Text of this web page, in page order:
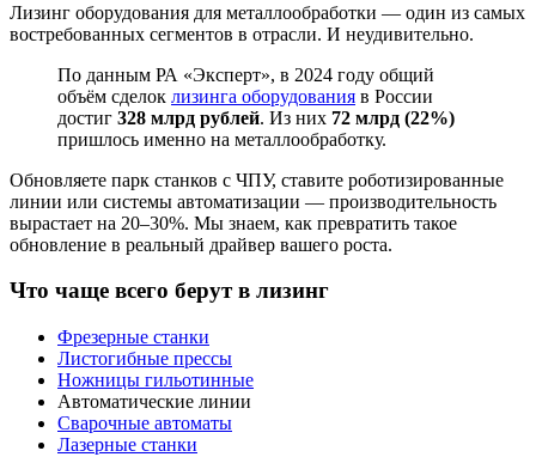
Лизинг оборудования для металлообработки — один из самых
востребованных сегментов в отрасли. И неудивительно.
По данным РА «Эксперт», в 2024 году общий
объём сделок лизинга оборудования в России
достиг 328 млрд рублей. Из них 72 млрд (22%)
пришлось именно на металлообработку.
Обновляете парк станков с ЧПУ, ставите роботизированные
линии или системы автоматизации — производительность
вырастает на 20–30%. Мы знаем, как превратить такое
обновление в реальный драйвер вашего роста.
Что чаще всего берут в лизинг
Фрезерные станки
Листогибные прессы
Ножницы гильотинные
Автоматические линии
Сварочные автоматы
Лазерные станки